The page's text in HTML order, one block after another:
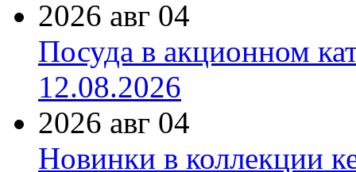
2026 авг 04
Посуда в акционном
12.08.2026
2026 авг 04
Новинки в коллекции